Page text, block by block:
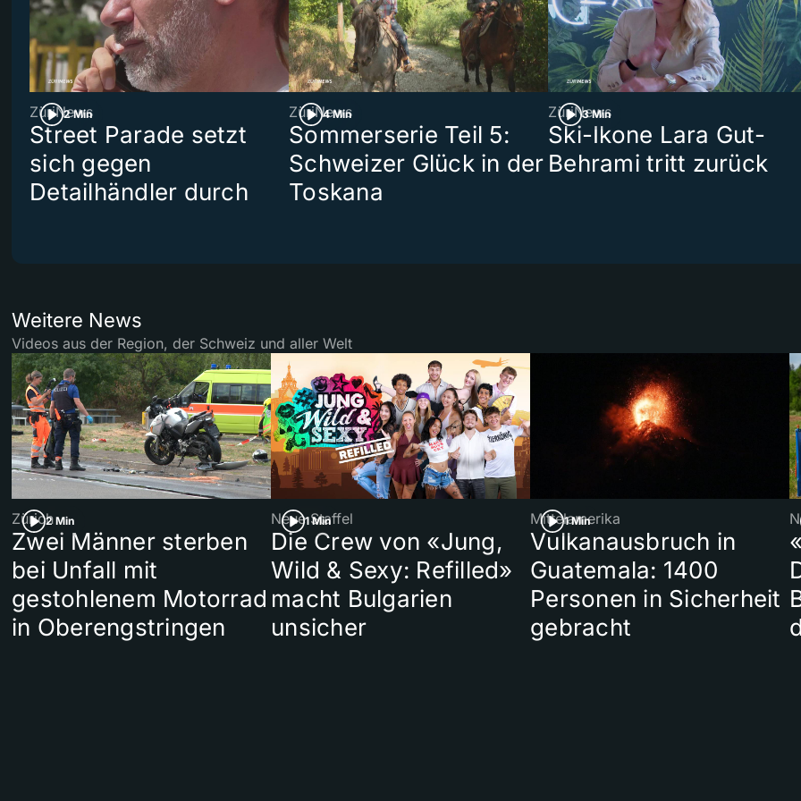
2 Min
ZüriNews
Street Parade setzt
sich gegen
Detailhändler durch
4 Min
ZüriNews
Sommerserie Teil 5:
Schweizer Glück in der
Toskana
3 Min
ZüriNews
Ski-Ikone Lara Gut-
Behrami tritt zurück
Weitere News
Videos aus der Region, der Schweiz und aller Welt
2 Min
Zürich
Zwei Männer sterben
bei Unfall mit
gestohlenem Motorrad
in Oberengstringen
1 Min
Neue Staffel
Die Crew von «Jung,
Wild & Sexy: Refilled»
macht Bulgarien
unsicher
1 Min
Mittelamerika
Vulkanausbruch in
Guatemala: 1400
Personen in Sicherheit
gebracht